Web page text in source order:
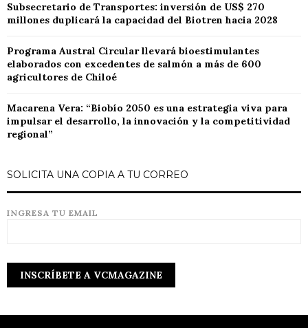
Subsecretario de Transportes: inversión de US$ 270
millones duplicará la capacidad del Biotren hacia 2028
Programa Austral Circular llevará bioestimulantes
elaborados con excedentes de salmón a más de 600
agricultores de Chiloé
Macarena Vera: “Biobío 2050 es una estrategia viva para
impulsar el desarrollo, la innovación y la competitividad
regional”
SOLICITA UNA COPIA A TU CORREO
INGRESA TU EMAIL